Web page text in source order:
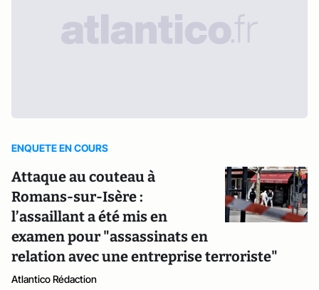
ENQUETE EN COURS
Attaque au couteau à
Romans-sur-Isère :
l’assaillant a été mis en
examen pour "assassinats en
relation avec une entreprise terroriste"
Atlantico Rédaction